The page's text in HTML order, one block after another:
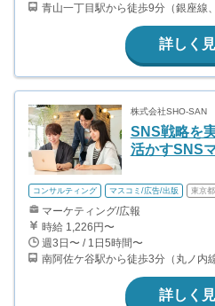
詳しく
株式会社SHO-SAN
SNS戦略を
活かすSNS
コンサルティング マスコミ/広告/出版 東京都
マーケティング/広報
時給 1,226円〜
週3日〜 / 1日5時間〜
南阿佐ケ谷駅から徒歩3分（丸ノ内線
詳しく